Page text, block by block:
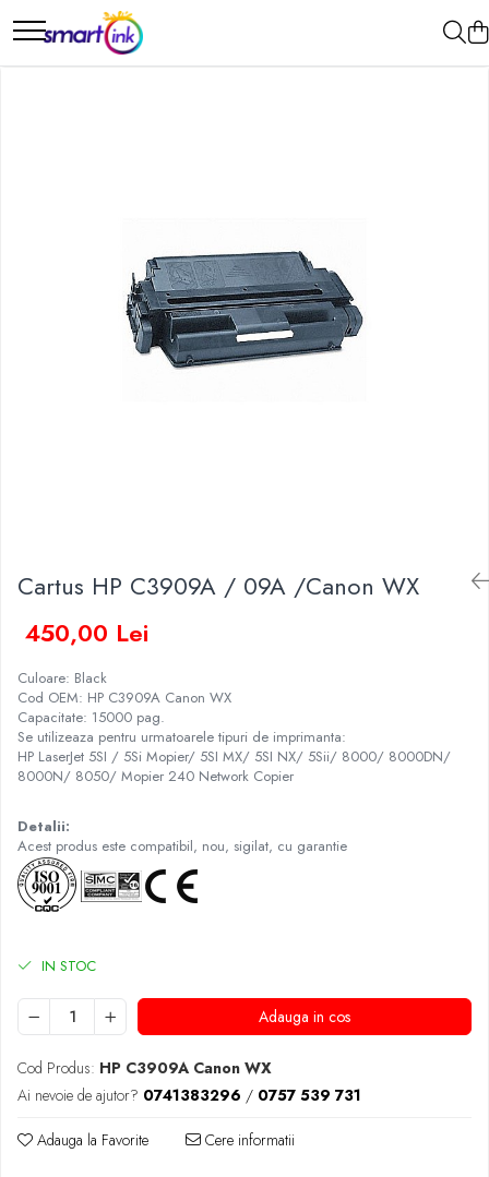
Cartus HP C3909A / 09A /Canon WX
450,00 Lei
Culoare: Black
Cod OEM: HP C3909A Canon WX
Capacitate: 15000 pag.
Se utilizeaza pentru urmatoarele tipuri de imprimanta:
HP LaserJet 5SI / 5Si Mopier/ 5SI MX/ 5SI NX/ 5Sii/ 8000/ 8000DN/
8000N/ 8050/ Mopier 240 Network Copier
Detalii:
Acest produs este compatibil, nou, sigilat, cu garantie
IN STOC
Adauga in cos
Cod Produs: HP C3909A Canon WX
Ai nevoie de ajutor? 0741383296 / 0757 539 731
Adauga la Favorite Cere informatii